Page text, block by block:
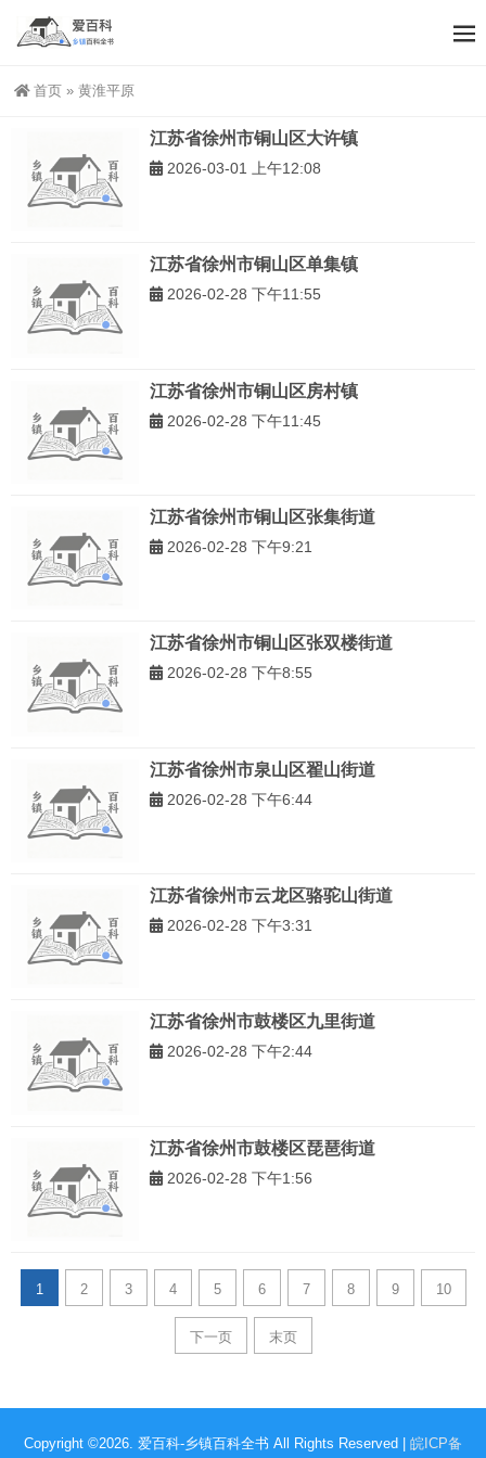
首页 » 黄淮平原
江苏省徐州市铜山区大许镇
2026-03-01 上午12:08
江苏省徐州市铜山区单集镇
2026-02-28 下午11:55
江苏省徐州市铜山区房村镇
2026-02-28 下午11:45
江苏省徐州市铜山区张集街道
2026-02-28 下午9:21
江苏省徐州市铜山区张双楼街道
2026-02-28 下午8:55
江苏省徐州市泉山区翟山街道
2026-02-28 下午6:44
江苏省徐州市云龙区骆驼山街道
2026-02-28 下午3:31
江苏省徐州市鼓楼区九里街道
2026-02-28 下午2:44
江苏省徐州市鼓楼区琵琶街道
2026-02-28 下午1:56
1 2 3 4 5 6 7 8 9 10
下一页 末页
Copyright ©2026. 爱百科-乡镇百科全书 All Rights Reserved | 皖ICP备